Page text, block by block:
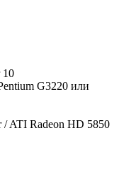
10
G3220 или
/ ATI Radeon HD 5850